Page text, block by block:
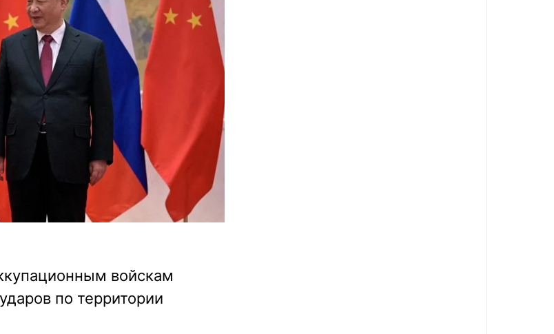
войскам
по территории